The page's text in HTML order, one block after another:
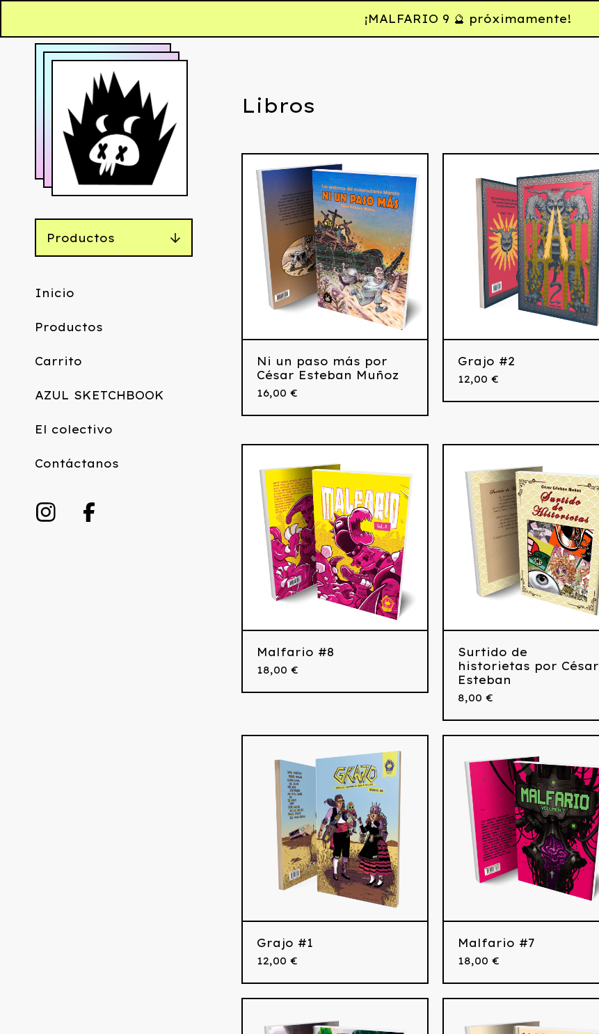
¡MALFARIO 9 🔮 próximamente!
Productos
Inicio
Productos
Carrito
AZUL SKETCHBOOK
El colectivo
Contáctanos
Libros
Ni un paso más por
César Esteban Muñoz
16,00 €
Grajo #2
12,00 €
Malfario #8
18,00 €
Surtido de
historietas por César
Esteban
8,00 €
Grajo #1
12,00 €
Malfario #7
18,00 €